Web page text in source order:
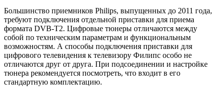
Большинство приемников Philips, выпущенных до 2011 года,
требуют подключения отдельной приставки для приема
формата DVB-T2. Цифровые тюнеры отличаются между
собой по техническим параметрам и функциональным
возможностям. А способы подключения приставки для
цифрового телевидения к телевизору Филипс особо не
отличаются друг от друга. При подсоединении и настройке
тюнера рекомендуется посмотреть, что входит в его
стандартную комплектацию.